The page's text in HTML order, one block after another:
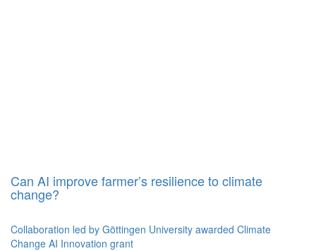
Can AI improve farmer’s resilience to climate
change?
Collaboration led by Göttingen University awarded Climate
Change AI Innovation grant